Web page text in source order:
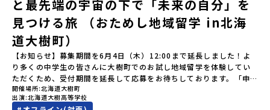
学3年生【宿泊先】ありこや（佐賀県西松浦郡有田町）※地域みらい
留学生が活用している宿泊施設（シェアハウス）です。※1室1名で
宿泊いただく予定です。 【旅行代金】無料※旅行代金に含まれる費
用のうち、以下の内容が無料となります：・宿泊費（1泊分）・プロ
グラム内のアクティビティ・体験費用・一部の食事代*以下の費用は
参加者のご負担となります・集合場所までの往復交通費・お土産代
や自由時間の個人飲食費などの個人的費用【募集人数】最大5名（お
申し込み多数の場合は抽選の上決定）【参加者決定】お申し込み多
数の場合は、締め切り後1週間を目途に当落結果をご連絡いたしま
（みなもとのよしつね）とも縁が深いとされている地域で、義経を
祀った神社や公園などが存在し、アイヌ民族と日本の歴史を交差す
る瞬間を肌で体感できる町です。北の大地で育まれた「アイヌ文
化」とは？「アイヌ」の文化は北海道を中心とした北部周辺で、先
住民族である「アイヌ民族」によって大切に育まれてきた文化で
す。日本語とは異なる響きを持つ「アイヌ語」や、自然界のあらゆ
る物に「魂」が宿ると考える「精神文化」、祭りや家庭での行事な
どに踊られる「古式舞踊」、独特の文様による刺繍（ししゅう）、
木彫り等の工芸など、ユニークな文化が存在します。アイヌ文化で
と最先端の宇宙の下で「未来の自分」を
見つける旅 （おためし地域留学 in北海
道大樹町）
【お知らせ】募集期間を6月4日（木）12:00まで延長しました！よ
り多くの中学生の皆さんに大樹町でのお試し地域留学を体験してい
ただくため、受付期間を延長して応募をお待ちしております。「申
し込みのタイミングを逃してしまった」という方も、この機会にぜ
ひ一歩踏み出してみませんか？※都合により締め切りを早める場合
開催場所 北海道大樹町
出演 北海道大樹高等学校